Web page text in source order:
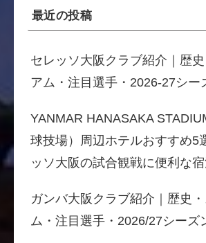
最近の投稿
セレッソ大阪クラブ紹介｜歴
アム・注目選手・2026-27シー
YANMAR HANASAKA
球技場）周辺ホテルおすすめ5
ッソ大阪の試合観戦に便利な
ガンバ大阪クラブ紹介｜歴史
ム・注目選手・2026/27シーズ